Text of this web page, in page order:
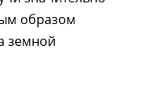
образом
земной